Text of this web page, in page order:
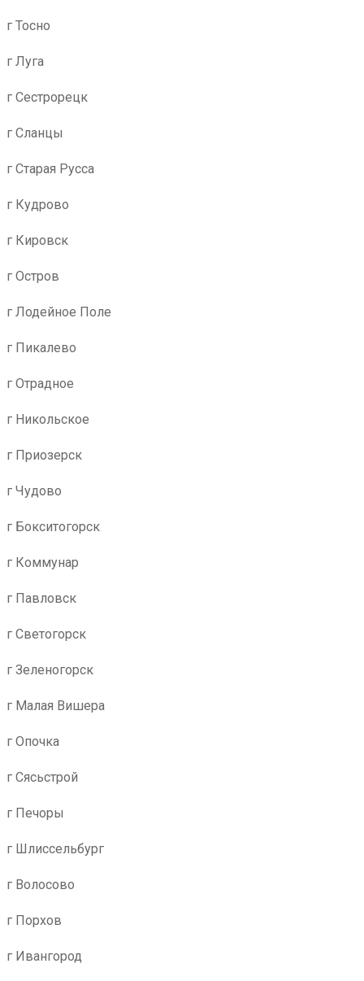
г Тосно
г Луга
г Сестрорецк
г Сланцы
г Старая Русса
г Кудрово
г Кировск
г Остров
г Лодейное Поле
г Пикалево
г Отрадное
г Никольское
г Приозерск
г Чудово
г Бокситогорск
г Коммунар
г Павловск
г Светогорск
г Зеленогорск
г Малая Вишера
г Опочка
г Сясьстрой
г Печоры
г Шлиссельбург
г Волосово
г Порхов
г Ивангород